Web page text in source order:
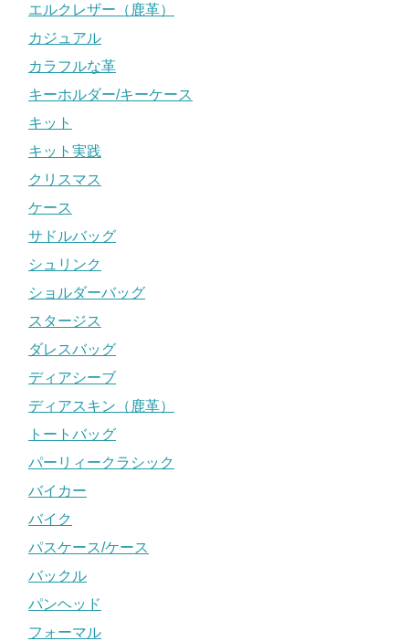
エルクレザー（鹿革）
カジュアル
カラフルな革
キーホルダー/キーケース
キット
キット実践
クリスマス
ケース
サドルバッグ
シュリンク
ショルダーバッグ
スタージス
ダレスバッグ
ディアシーブ
ディアスキン（鹿革）
トートバッグ
パーリィークラシック
バイカー
バイク
パスケース/ケース
バックル
パンヘッド
フォーマル